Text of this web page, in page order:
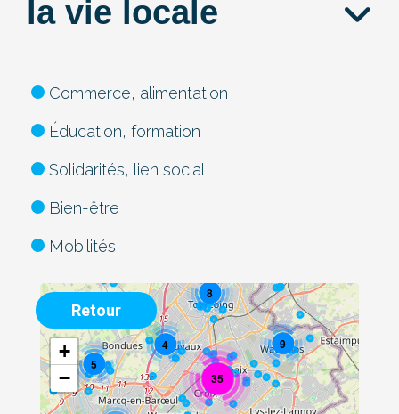
la vie locale
Commerce, alimentation
Éducation, formation
Solidarités, lien social
Bien-être
Mobilités
4 9
5
35
8
+
−
Retour